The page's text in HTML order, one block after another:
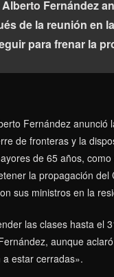
Fernández
de la reunión en
para frenar la
Fernández anunció
de fronteras y la
de 65 años,
la propagación del
sus ministros en la
las clases hasta el
aunque
estar cerradas».